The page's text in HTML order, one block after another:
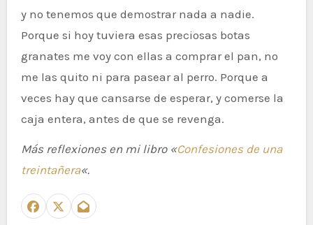
y no tenemos que demostrar nada a nadie.
Porque si hoy tuviera esas preciosas botas
granates me voy con ellas a comprar el pan, no
me las quito ni para pasear al perro. Porque a
veces hay que cansarse de esperar, y comerse la
caja entera, antes de que se revenga.
Más reflexiones en mi libro «Confesiones de una
treintañera«.